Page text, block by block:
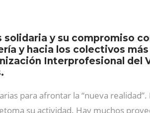
solidaria y su compromiso
y hacia los colectivos
Interprofesional del
para afrontar la “nueva
su actividad. Hay muchos